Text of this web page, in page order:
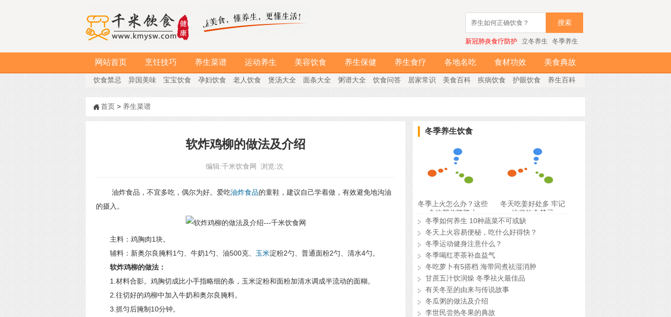
搜索
新冠肺炎食疗防护 立冬养生 冬季养生
网站首页 烹饪技巧 养生菜谱 运动养生 美容饮食 养生保健 养生食疗 各地名吃 食材功效 美食典故
饮食禁忌 异国美味 宝宝饮食 孕妇饮食 老人饮食 煲汤大全 面条大全 粥谱大全 饮食问答 居家常识 美食百科 疾病饮食 护眼饮食 养生百科
首页 > 养生菜谱
软炸鸡柳的做法及介绍
编辑:千米饮食网 浏览:次
油炸食品，不宜多吃，偶尔为好。爱吃油炸食品的童鞋，建议自己学着做，有效避免地沟油
的摄入。
主料：鸡胸肉1块。
辅料：新奥尔良腌料1勺、牛奶1勺、油500克、 玉米淀粉2勺、普通面粉2勺、清水4勺。
软炸鸡柳的做法：
1.材料合影。鸡胸切成比小手指略细的条，玉米淀粉和面粉加清水调成半流动的面糊。
2.往切好的鸡柳中加入牛奶和奥尔良腌料。
3.抓匀后腌制10分钟。
冬季养生饮食
冬季上火怎么办？这些
食物帮你降降火
冬天吃姜好处多 牢记
这些饮食禁忌
冬季如何养生 10种蔬菜不可或缺
冬天上火容易便秘，吃什么好得快？
冬季运动健身注意什么？
冬季喝红枣茶补血益气
冬吃萝卜有5搭档 海带同煮祛湿消肿
甘蔗五汁饮润燥 冬季祛火最佳品
有关冬至的由来与传说故事
冬瓜粥的做法及介绍
李世民尝热冬果的典故